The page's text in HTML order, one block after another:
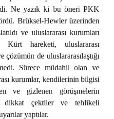
Ne yazık ki bu öneri PKK
Brüksel-Hewler üzerinden
ve uluslararası kurumları
Kürt hareketi, uluslararası
de uluslararasılaştığı
Sürece müdahil olan ve
kurumlar, kendilerinin bilgisi
ve gizlenen görüşmelerin
dikkat çektiler ve tehlikeli
yaptılar.